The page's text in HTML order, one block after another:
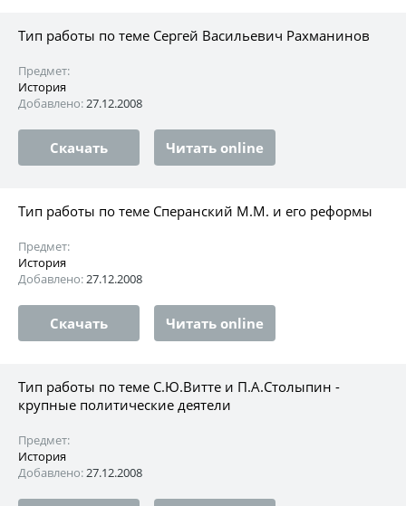
Тип работы по теме Сергей Васильевич Рахманинов
Предмет:
История
Добавлено:27.12.2008
Скачать Читать online
Тип работы по теме Сперанский М.М. и его реформы
Предмет:
История
Добавлено:27.12.2008
Скачать Читать online
Тип работы по теме С.Ю.Витте и П.А.Столыпин -
крупные политические деятели
Предмет:
История
Добавлено:27.12.2008